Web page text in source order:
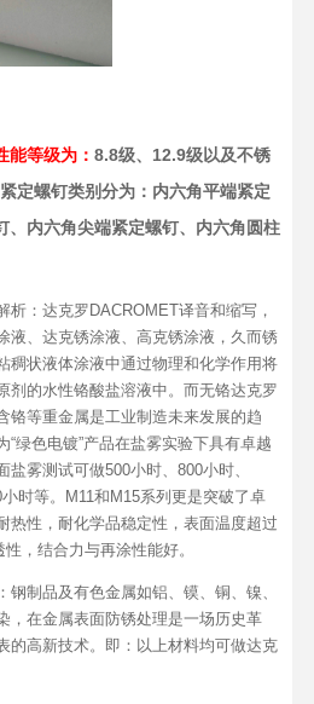
能等级为： 8.8级、12.9级以及不锈
定螺钉类别分为：内六角平端紧定
、内六角尖端紧定螺钉、内六角圆柱
析：达克罗DACROMET译音和缩写，
液、达克锈涂液、高克锈涂液，久而锈
稠状液体涂液中通过物理和化学作用将
剂的水性铬酸盐溶液中。而无铬达克罗
铬等重金属是工业制造未来发展的趋
绿色电镀”产品在盐雾实验下具有卓越
雾测试可做500小时、800小时、
时等。M11和M15系列更是突破了卓
热性，耐化学品稳定性，表面温度超过
，结合力与再涂性能好。
制品及有色金属如铝、镆、铜、镍、
，在金属表面防锈处理是一场历史革
的高新技术。即：以上材料均可做达克